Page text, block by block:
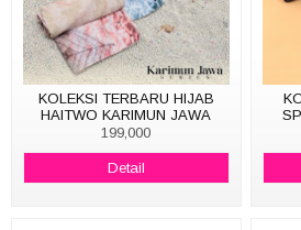
KOLEKSI TERBARU HIJAB
HAITWO KARIMUN JAWA
199,000
Detail